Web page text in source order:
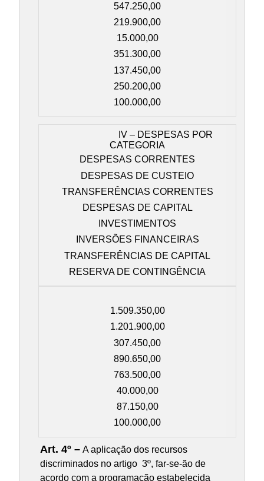
547.250,00
219.900,00
15.000,00
351.300,00
137.450,00
250.200,00
100.000,00
IV – DESPESAS POR
CATEGORIA
DESPESAS CORRENTES
DESPESAS DE CUSTEIO
TRANSFERÊNCIAS CORRENTES
DESPESAS DE CAPITAL
INVESTIMENTOS
INVERSÕES FINANCEIRAS
TRANSFERÊNCIAS DE CAPITAL
RESERVA DE CONTINGÊNCIA
1.509.350,00
1.201.900,00
307.450,00
890.650,00
763.500,00
40.000,00
87.150,00
100.000,00
Art. 4º – A aplicação dos recursos
discriminados no artigo 3º, far-se-ão de
acordo com a programação estabelecida